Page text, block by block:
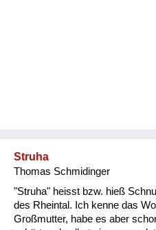
Struha
Thomas Schmidinger
"Struha" heisst bzw. hieß
des Rheintal. Ich kenne das
Großmutter, habe es aber